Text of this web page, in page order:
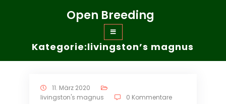
Open Breeding
Kategorie:livingston’s magnus
11. März 2020
livingston's magnus
0 Kommentare